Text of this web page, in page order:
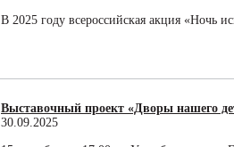
В 2025 году всероссийская акция «Ночь
Выставочный проект «Дворы нашего
30.09.2025